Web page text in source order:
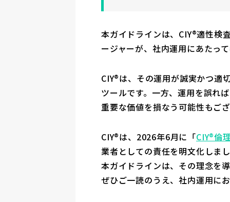
本ガイドラインは、CIY®適性検
ージャーが、社内運用にあたっ
CIY®は、その運用が誠実かつ適
ツールです。一方、運用を誤れ
重要な価値を損なう可能性もご
CIY®は、2026年6月に「CIY®倫
業者としての責任を明文化しま
本ガイドラインは、その理念を
ぜひご一読のうえ、社内運用に